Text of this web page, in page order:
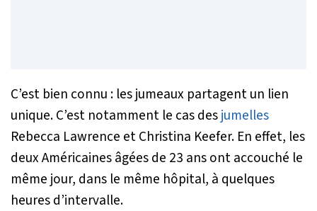
C’est bien connu : les jumeaux partagent un lien
unique. C’est notamment le cas desjumelles
Rebecca Lawrence et Christina Keefer. En effet, les
deux Américaines âgées de 23 ans ont accouché le
même jour, dans le même hôpital, à quelques
heures d’intervalle.